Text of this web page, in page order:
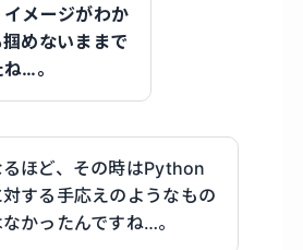
イメージがわか
めないままで
…。
るほど、その時はPython
対する手応えのようなもの
なかったんですね…。